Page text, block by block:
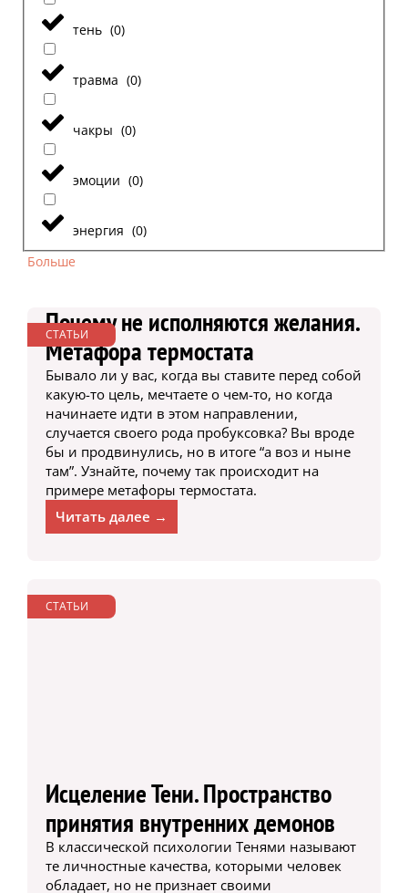
тень (0)
травма (0)
чакры (0)
эмоции (0)
энергия (0)
Больше
СТАТЬИ
Почему не исполняются желания.
Метафора термостата
Бывало ли у вас, когда вы ставите перед собой
какую-то цель, мечтаете о чем-то, но когда
начинаете идти в этом направлении,
случается своего рода пробуксовка? Вы вроде
бы и продвинулись, но в итоге “а воз и ныне
там”. Узнайте, почему так происходит на
примере метафоры термостата.
Читать далее →
СТАТЬИ
Исцеление Тени. Пространство
принятия внутренних демонов
В классической психологии Тенями называют
те личностные качества, которыми человек
обладает, но не признает своими